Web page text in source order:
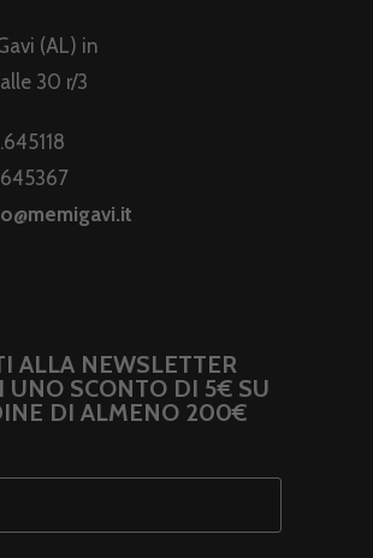
(AL) in
30 r/3
ALLA NEWSLETTER
UNO SCONTO DI 5€ SU
DI ALMENO 200€